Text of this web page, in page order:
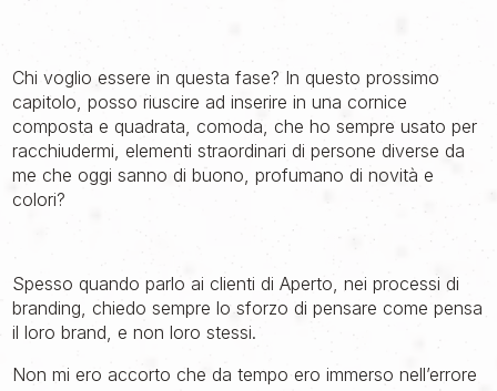
Chi voglio essere in questa fase? In questo prossimo
capitolo, posso riuscire ad inserire in una cornice
composta e quadrata, comoda, che ho sempre usato per
racchiudermi, elementi straordinari di persone diverse da
me che oggi sanno di buono, profumano di novità e
colori?
Spesso quando parlo ai clienti di Aperto, nei processi di
branding, chiedo sempre lo sforzo di pensare come pensa
il loro brand, e non loro stessi.
Non mi ero accorto che da tempo ero immerso nell’errore